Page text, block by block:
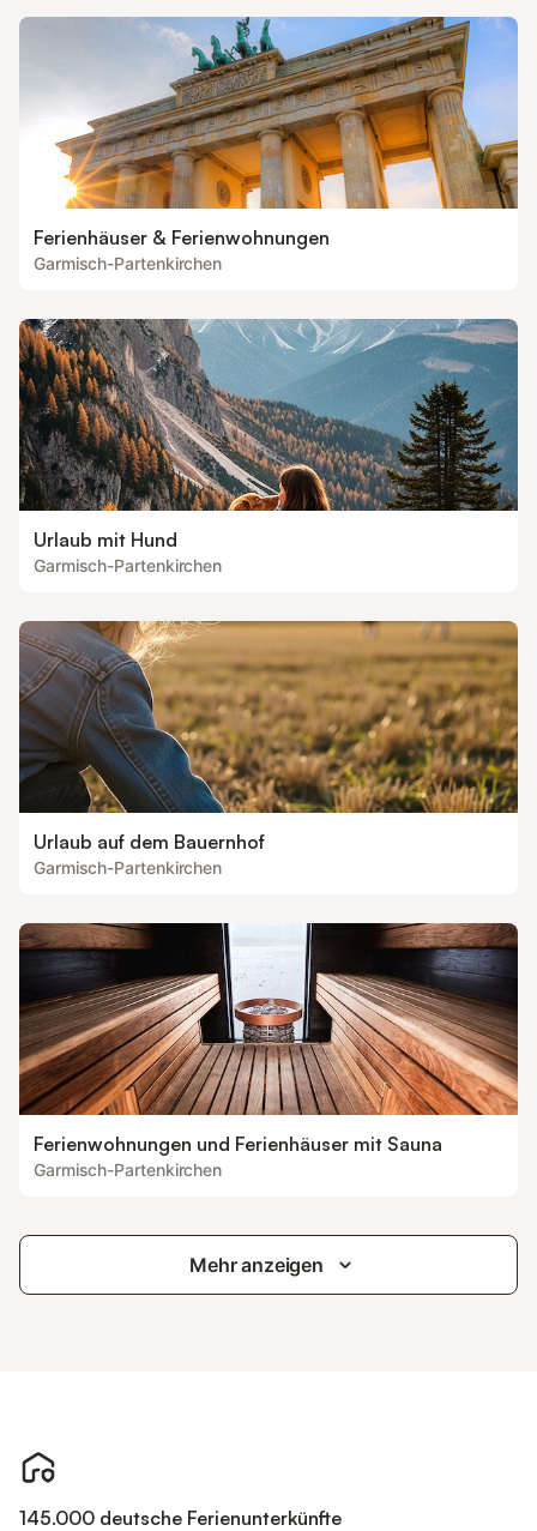
Ferienhäuser & Ferienwohnungen
Garmisch-Partenkirchen
Urlaub mit Hund
Garmisch-Partenkirchen
Urlaub auf dem Bauernhof
Garmisch-Partenkirchen
Ferienwohnungen und Ferienhäuser mit Sauna
Garmisch-Partenkirchen
Mehr anzeigen
145.000 deutsche Ferienunterkünfte